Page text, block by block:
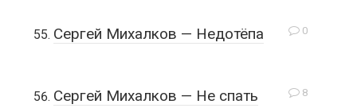
0
Сергей Михалков — Недотёпа
8
Сергей Михалков — Не спать